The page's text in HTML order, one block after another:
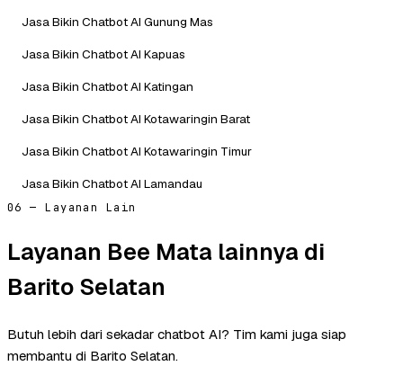
Jasa Bikin Chatbot AI Gunung Mas
Jasa Bikin Chatbot AI Kapuas
Jasa Bikin Chatbot AI Katingan
Jasa Bikin Chatbot AI Kotawaringin Barat
Jasa Bikin Chatbot AI Kotawaringin Timur
Jasa Bikin Chatbot AI Lamandau
06 — Layanan Lain
Layanan Bee Mata lainnya di
Barito Selatan
Butuh lebih dari sekadar chatbot AI? Tim kami juga siap
membantu di Barito Selatan.